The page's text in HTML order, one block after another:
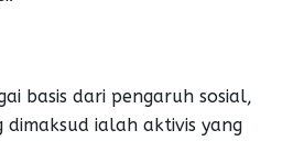
basis dari pengaruh sosial,
dimaksud ialah aktivis yang